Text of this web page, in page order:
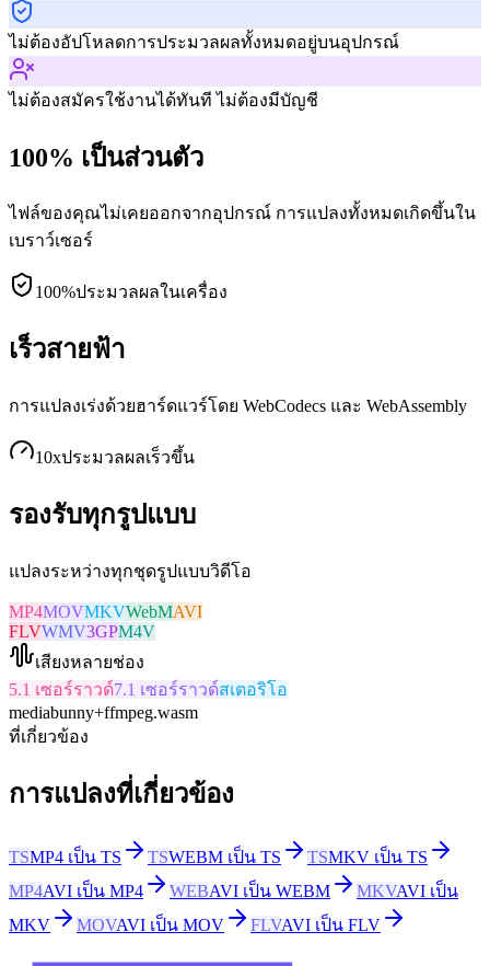
ไม่ต้องอัปโหลดการประมวลผลทั้งหมดอยู่บนอุปกรณ์
ไม่ต้องสมัครใช้งานได้ทันที ไม่ต้องมีบัญชี
100% เป็นส่วนตัว
ไฟล์ของคุณไม่เคยออกจากอุปกรณ์ การแปลงทั้งหมดเกิดขึ้นใน
เบราว์เซอร์
100%ประมวลผลในเครื่อง
เร็วสายฟ้า
การแปลงเร่งด้วยฮาร์ดแวร์โดย WebCodecs และ WebAssembly
10xประมวลผลเร็วขึ้น
รองรับทุกรูปแบบ
แปลงระหว่างทุกชุดรูปแบบวิดีโอ
MP4MOVMKVWebMAVI
FLVWMV3GPM4V
เสียงหลายช่อง
5.1 เซอร์ราวด์7.1 เซอร์ราวด์สเตอริโอ
mediabunny+ffmpeg.wasm
ที่เกี่ยวข้อง
การแปลงที่เกี่ยวข้อง
TSMP4 เป็น TS TSWEBM เป็น TS TSMKV เป็น TS
MP4AVI เป็น MP4 WEBAVI เป็น WEBM MKVAVI เป็น
MKV
MOVAVI เป็น MOV FLVAVI เป็น FLV